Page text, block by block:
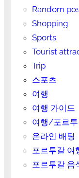
Random
Shopping
Sports
Tourist
Trip
스포츠
여행
여행 가이드
여행/포르
온라인 배팅
포르투갈 여
포르투갈 음